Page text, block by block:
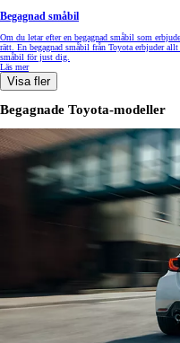
Begagnad småbil
Om du letar efter en begagnad småbil som
rätt. En begagnad småbil från Toyota erbjuder
småbil för just dig.
Läs mer
Visa fler
Begagnade Toyota-modeller